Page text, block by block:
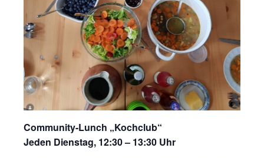
Community-Lunch „Kochclub“
Jeden Dienstag, 12:30 – 13:30 Uhr